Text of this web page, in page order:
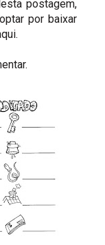
postagem,
por baixar